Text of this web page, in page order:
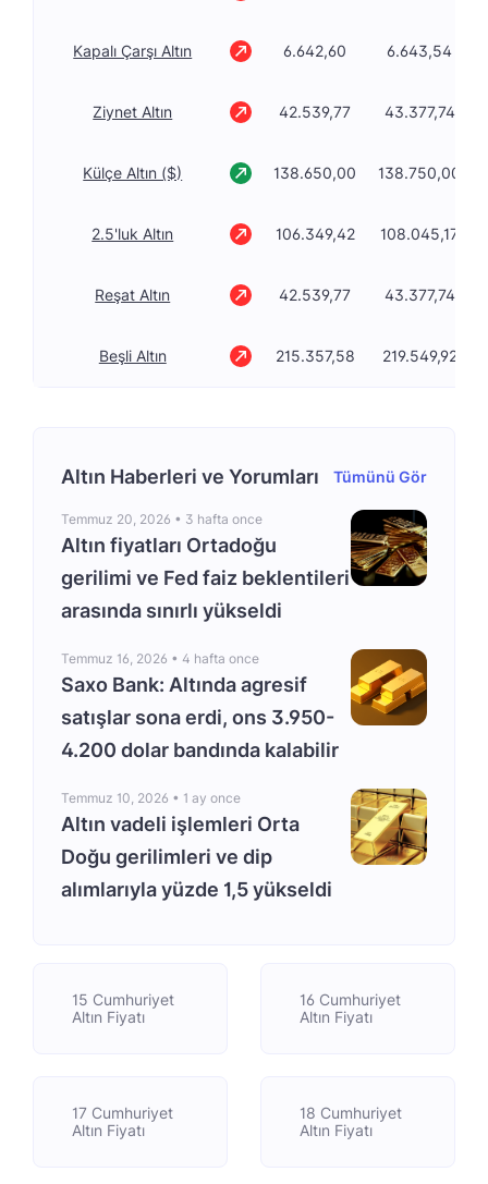
Kapalı Çarşı Altın 6.642,60 6.643,54
Ziynet Altın 42.539,77 43.377,74
Külçe Altın ($) 138.650,00 138.750,00
2.5'luk Altın 106.349,42 108.045,17
Reşat Altın 42.539,77 43.377,74
Beşli Altın 215.357,58 219.549,92
Altın Haberleri ve Yorumları Tümünü Gör
Temmuz 20, 2026 • 3 hafta once
Altın fiyatları Ortadoğu
gerilimi ve Fed faiz beklentileri
arasında sınırlı yükseldi
Temmuz 16, 2026 • 4 hafta once
Saxo Bank: Altında agresif
satışlar sona erdi, ons 3.950-
4.200 dolar bandında kalabilir
Temmuz 10, 2026 • 1 ay once
Altın vadeli işlemleri Orta
Doğu gerilimleri ve dip
alımlarıyla yüzde 1,5 yükseldi
15 Cumhuriyet
Altın Fiyatı
16 Cumhuriyet
Altın Fiyatı
17 Cumhuriyet
Altın Fiyatı
18 Cumhuriyet
Altın Fiyatı